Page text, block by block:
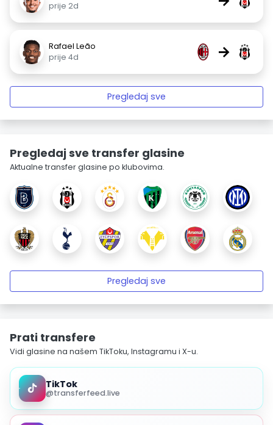
prije 2d
Rafael Leão
prije 4d
→
Pregledaj sve
Pregledaj sve transfer glasine
Aktualne transfer glasine po klubovima.
Pregledaj sve
Prati transfere
Vidi glasine na našem TikToku, Instagramu i X-u.
TikTok
@transferfeed.live